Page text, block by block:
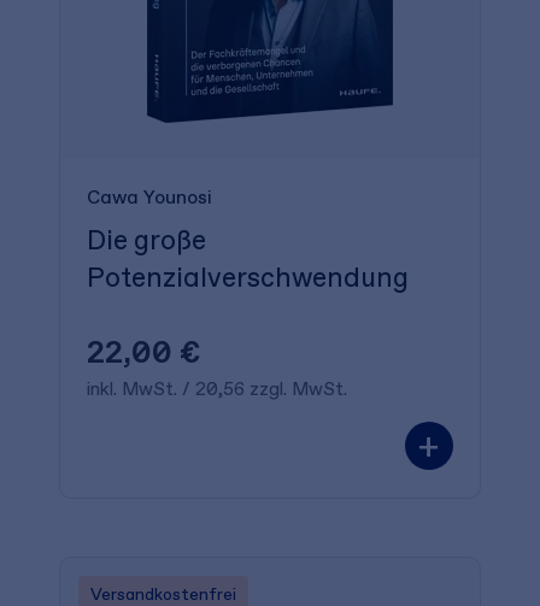
Cawa Younosi
Die große
Potenzialverschwendung
22,00 €
inkl. MwSt. / 20,56 zzgl. MwSt.
+
Versandkostenfrei